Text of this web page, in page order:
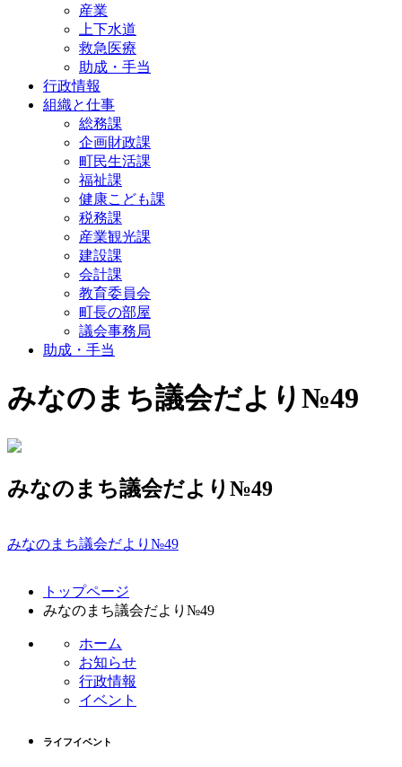
産業
上下水道
救急医療
助成・手当
行政情報
組織と仕事
総務課
企画財政課
町民生活課
福祉課
健康こども課
税務課
産業観光課
建設課
会計課
教育委員会
町長の部屋
議会事務局
助成・手当
みなのまち議会だより№49
みなのまち議会だより№49
みなのまち議会だより№49
トップページ
みなのまち議会だより№49
ホーム
お知らせ
行政情報
イベント
ライフイベント